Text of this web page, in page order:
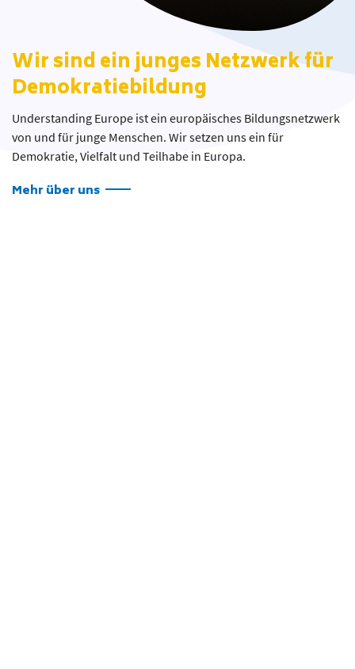
Wir sind ein junges Netzwerk für
Demokratiebildung
Understanding Europe ist ein europäisches Bildungsnetzwerk
von und für junge Menschen. Wir setzen uns ein für
Demokratie, Vielfalt und Teilhabe in Europa.
Mehr über uns